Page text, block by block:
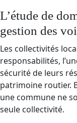
L’étude de
gestion des
‍Les collectivités
responsabilités,
sécurité de leurs
patrimoine routier.
une commune ne
seule collectivité.